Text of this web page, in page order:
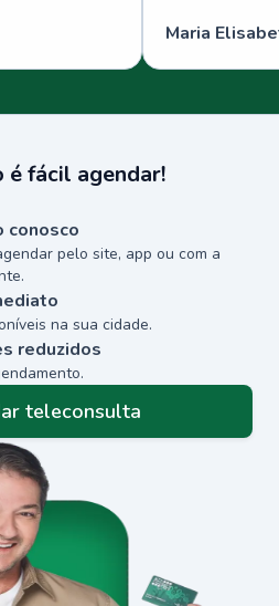
Maria
é fácil agendar!
conosco
pelo site, app ou com a
na sua cidade.
reduzidos
teleconsulta